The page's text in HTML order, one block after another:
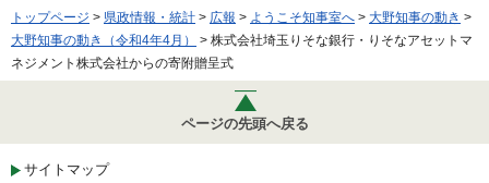
トップページ > 県政情報・統計 > 広報 > ようこそ知事室へ > 大野知事の動き >
大野知事の動き（令和4年4月）
> 株式会社埼玉りそな銀行・りそなアセットマ
ネジメント株式会社からの寄附贈呈式
ページの先頭へ戻る
サイトマップ